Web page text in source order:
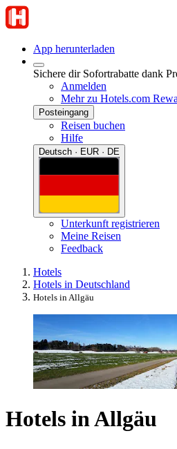
App herunterladen
Sichere dir Sofortrabatte dank
Anmelden
Mehr zu Hotels.com
Posteingang
Reisen buchen
Hilfe
Deutsch · EUR · DE
Unterkunft registrieren
Meine Reisen
Feedback
Hotels
Hotels in Deutschland
Hotels in Allgäu
Hotels in Allgäu